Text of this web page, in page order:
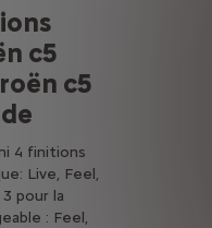
c5
c5
4 finitions
Live, Feel,
pour la
: Feel,